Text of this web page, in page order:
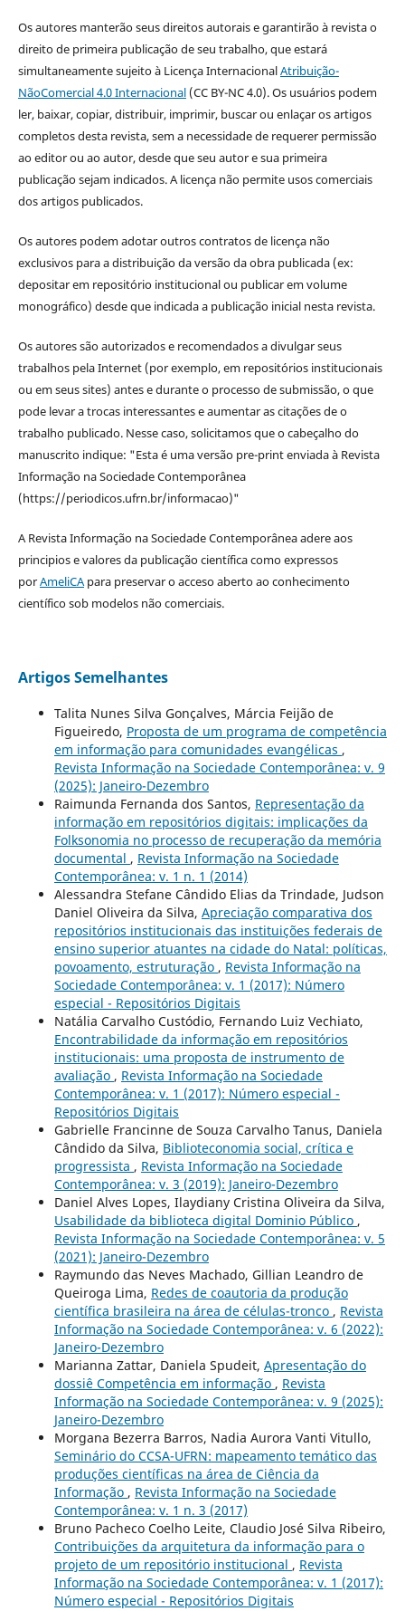
Os autores manterão seus direitos autorais e garantirão à revista o
direito de primeira publicação de seu trabalho, que estará
simultaneamente sujeito à Licença InternacionalAtribuição-
NãoComercial 4.0 Internacional(CC BY-NC 4.0). Os usuários podem
ler, baixar, copiar, distribuir, imprimir, buscar ou enlaçar os artigos
completos desta revista, sem a necessidade de requerer permissão
ao editor ou ao autor, desde que seu autor e sua primeira
publicação sejam indicados. A licença não permite usos comerciais
dos artigos publicados.
Os autores podem adotar outros contratos de licença não
exclusivos para a distribuição da versão da obra publicada (ex:
depositar em repositório institucional ou publicar em volume
monográfico) desde que indicada a publicação inicial nesta revista.
Os autores são autorizados e recomendados a divulgar seus
trabalhos pela Internet (por exemplo, em repositórios institucionais
ou em seus sites) antes e durante o processo de submissão, o que
pode levar a trocas interessantes e aumentar as citações de o
trabalho publicado. Nesse caso, solicitamos que o cabeçalho do
manuscrito indique: "Esta é uma versão pre-print enviada à Revista
Informação na Sociedade Contemporânea
(https://periodicos.ufrn.br/informacao)"
A Revista Informação na Sociedade Contemporânea adere aos
principios e valores da publicação científica como expressos
porAmeliCApara preservar o acceso aberto ao conhecimento
científico sob modelos não comerciais.
Artigos Semelhantes
Talita Nunes Silva Gonçalves, Márcia Feijão de
Figueiredo, Proposta de um programa de competência
em informação para comunidades evangélicas ,
Revista Informação na Sociedade Contemporânea: v. 9
(2025): Janeiro-Dezembro
Raimunda Fernanda dos Santos, Representação da
informação em repositórios digitais: implicações da
Folksonomia no processo de recuperação da memória
documental , Revista Informação na Sociedade
Contemporânea: v. 1 n. 1 (2014)
Alessandra Stefane Cândido Elias da Trindade, Judson
Daniel Oliveira da Silva, Apreciação comparativa dos
repositórios institucionais das instituições federais de
ensino superior atuantes na cidade do Natal: políticas,
povoamento, estruturação , Revista Informação na
Sociedade Contemporânea: v. 1 (2017): Número
especial - Repositórios Digitais
Natália Carvalho Custódio, Fernando Luiz Vechiato,
Encontrabilidade da informação em repositórios
institucionais: uma proposta de instrumento de
avaliação , Revista Informação na Sociedade
Contemporânea: v. 1 (2017): Número especial -
Repositórios Digitais
Gabrielle Francinne de Souza Carvalho Tanus, Daniela
Cândido da Silva, Biblioteconomia social, crítica e
progressista , Revista Informação na Sociedade
Contemporânea: v. 3 (2019): Janeiro-Dezembro
Daniel Alves Lopes, Ilaydiany Cristina Oliveira da Silva,
Usabilidade da biblioteca digital Dominio Público ,
Revista Informação na Sociedade Contemporânea: v. 5
(2021): Janeiro-Dezembro
Raymundo das Neves Machado, Gillian Leandro de
Queiroga Lima, Redes de coautoria da produção
científica brasileira na área de células-tronco , Revista
Informação na Sociedade Contemporânea: v. 6 (2022):
Janeiro-Dezembro
Marianna Zattar, Daniela Spudeit, Apresentação do
dossiê Competência em informação , Revista
Informação na Sociedade Contemporânea: v. 9 (2025):
Janeiro-Dezembro
Morgana Bezerra Barros, Nadia Aurora Vanti Vitullo,
Seminário do CCSA-UFRN: mapeamento temático das
produções científicas na área de Ciência da
Informação , Revista Informação na Sociedade
Contemporânea: v. 1 n. 3 (2017)
Bruno Pacheco Coelho Leite, Claudio José Silva Ribeiro,
Contribuições da arquitetura da informação para o
projeto de um repositório institucional , Revista
Informação na Sociedade Contemporânea: v. 1 (2017):
Número especial - Repositórios Digitais